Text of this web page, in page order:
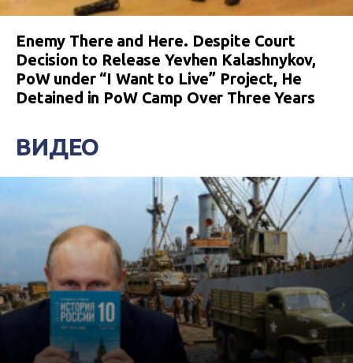
Enemy There and Here. Despite Court
Decision to Release Yevhen Kalashnykov,
PoW under “I Want to Live” Project, He
Detained in PoW Camp Over Three Years
ВИДЕО